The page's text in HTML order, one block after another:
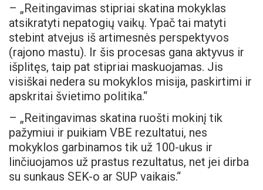
– „Reitingavimas stipriai skatina mokyklas
atsikratyti nepatogių vaikų. Ypač tai matyti
stebint atvejus iš artimesnės perspektyvos
(rajono mastu). Ir šis procesas gana aktyvus ir
išplitęs, taip pat stipriai maskuojamas. Jis
visiškai nedera su mokyklos misija, paskirtimi ir
apskritai švietimo politika.“
– „Reitingavimas skatina ruošti mokinį tik
pažymiui ir puikiam VBE rezultatui, nes
mokyklos garbinamos tik už 100-ukus ir
linčiuojamos už prastus rezultatus, net jei dirba
su sunkaus SEK-o ar SUP vaikais.“